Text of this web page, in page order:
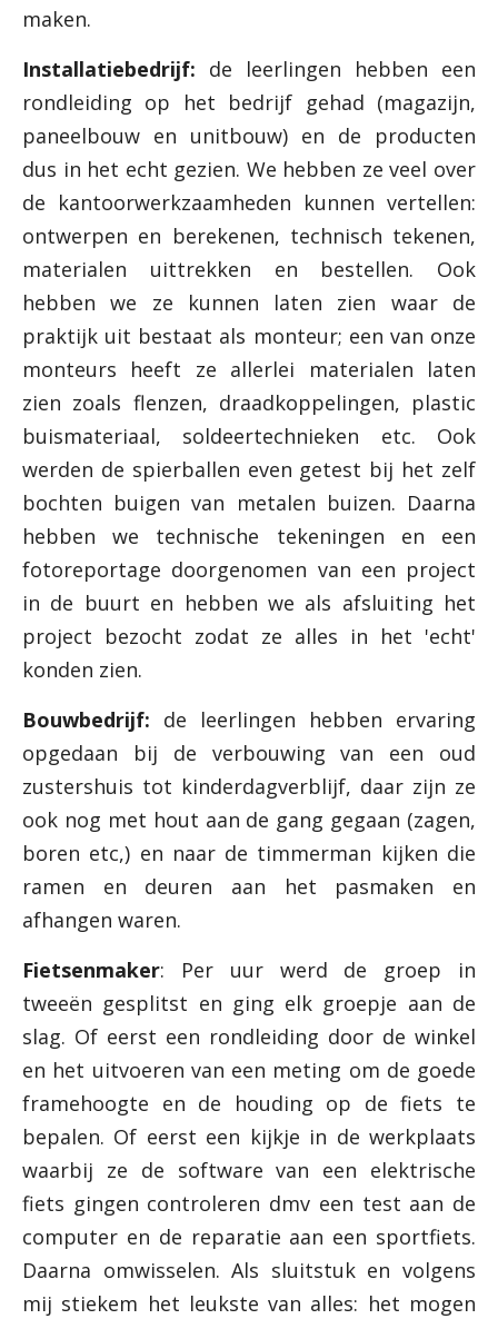
maken.
Installatiebedrijf: de leerlingen hebben een
rondleiding op het bedrijf gehad (magazijn,
paneelbouw en unitbouw) en de producten
dus in het echt gezien. We hebben ze veel over
de kantoorwerkzaamheden kunnen vertellen:
ontwerpen en berekenen, technisch tekenen,
materialen uittrekken en bestellen. Ook
hebben we ze kunnen laten zien waar de
praktijk uit bestaat als monteur; een van onze
monteurs heeft ze allerlei materialen laten
zien zoals flenzen, draadkoppelingen, plastic
buismateriaal, soldeertechnieken etc. Ook
werden de spierballen even getest bij het zelf
bochten buigen van metalen buizen. Daarna
hebben we technische tekeningen en een
fotoreportage doorgenomen van een project
in de buurt en hebben we als afsluiting het
project bezocht zodat ze alles in het 'echt'
konden zien.
Bouwbedrijf: de leerlingen hebben ervaring
opgedaan bij de verbouwing van een oud
zustershuis tot kinderdagverblijf, daar zijn ze
ook nog met hout aan de gang gegaan (zagen,
boren etc,) en naar de timmerman kijken die
ramen en deuren aan het pasmaken en
afhangen waren.
Fietsenmaker: Per uur werd de groep in
tweeën gesplitst en ging elk groepje aan de
slag. Of eerst een rondleiding door de winkel
en het uitvoeren van een meting om de goede
framehoogte en de houding op de fiets te
bepalen. Of eerst een kijkje in de werkplaats
waarbij ze de software van een elektrische
fiets gingen controleren dmv een test aan de
computer en de reparatie aan een sportfiets.
Daarna omwisselen. Als sluitstuk en volgens
mij stiekem het leukste van alles: het mogen